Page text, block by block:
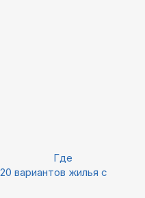
Где
вариантов жилья с